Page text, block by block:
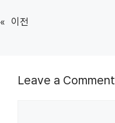
« 이전
Leave a Comment